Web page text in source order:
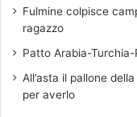
Fulmine colpisce
ragazzo
Patto Arabia-
All’asta il pallone
per averlo